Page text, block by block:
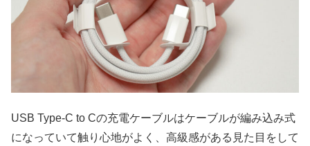
USB Type-C to Cの充電ケーブルはケーブルが編み込み式
になっていて触り心地がよく、高級感がある見た目をして